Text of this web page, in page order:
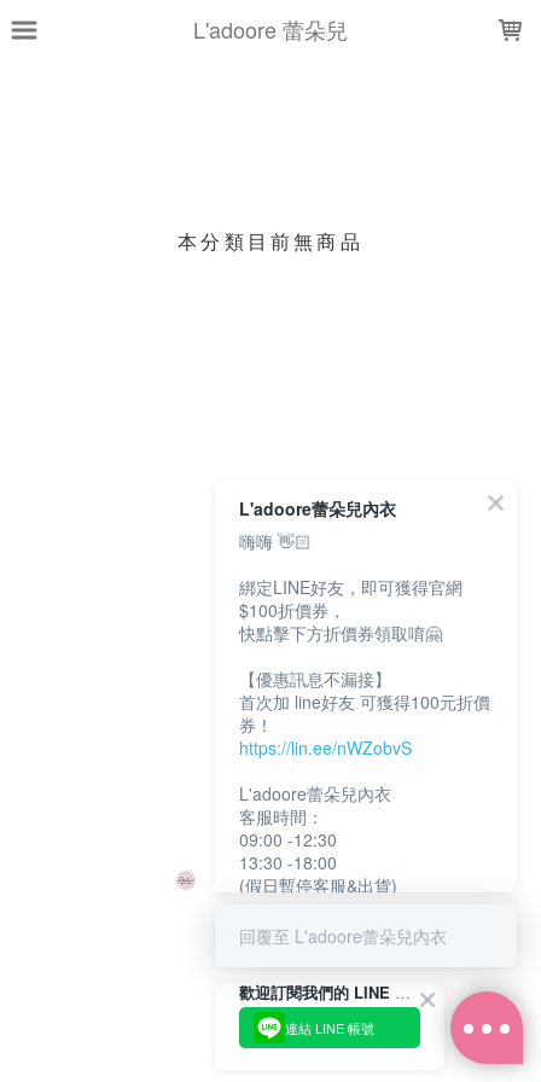
歡迎訂閱我們的 LINE 官方帳號
連結 LINE 帳號
L'adoore蕾朵兒內衣
嗨嗨 👋🏻
綁定LINE好友，即可獲得官網
$100折價券，
快點擊下方折價券領取唷🤗
【優惠訊息不漏接】
首次加 line好友 可獲得100元折價
券！
https://lin.ee/nWZobvS
L'adoore蕾朵兒內衣
客服時間：
09:00 -12:30
13:30 -18:00
(假日暫停客服&出貨)
回覆至 L'adoore蕾朵兒內衣
L'adoore 蕾朵兒
本分類目前無商品